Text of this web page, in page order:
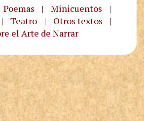
Poemas | Minicuentos
|
| Teatro | Otros textos
|
el Arte de Narrar